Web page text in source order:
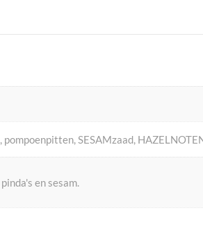
SESAMzaad,
en sesam.